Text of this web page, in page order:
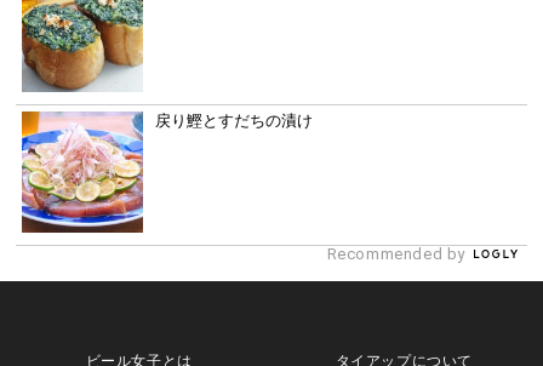
戻り鰹とすだちの漬け
Recommended by
ビール女子とは タイアップについて